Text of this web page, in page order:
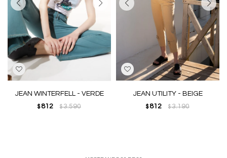
JEAN WINTERFELL - VERDE
$ 812 $3.590
JEAN UTILITY - BEIGE
$ 812 $3.190